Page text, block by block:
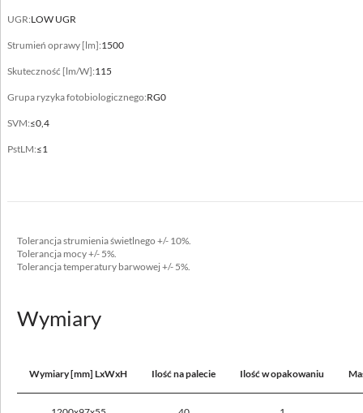
UGR:LOW UGR
Strumień oprawy [lm]:1500
Skuteczność [lm/W]:115
Grupa ryzyka fotobiologicznego:RG0
SVM:≤0,4
PstLM:≤1
Tolerancja strumienia świetlnego +/- 10%.
Tolerancja mocy +/- 5%.
Tolerancja temperatury barwowej +/- 5%.
Wymiary
Wymiary [mm] LxWxH Ilość na palecie Ilość w opakowaniu
Obudowa
Typ
Nie okrywać materiałem termoizolacyjnym
Zasilanie
220-240V 50/60Hz
tak
36 - 43